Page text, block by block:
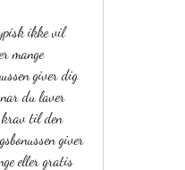
ikke vil
mange
giver dig
du laver
krav til den
giver
eller gratis